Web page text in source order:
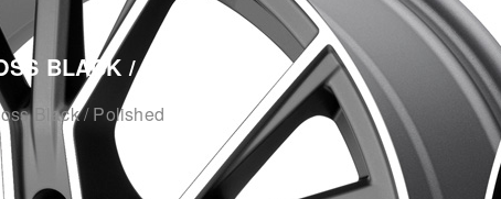
BLACK / POLISHED
Black / Polished